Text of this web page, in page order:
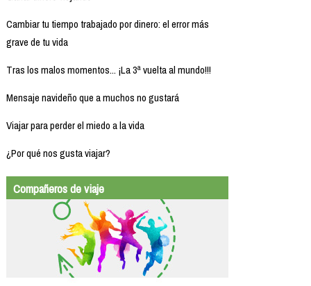
Cambiar tu tiempo trabajado por dinero: el error más
grave de tu vida
Tras los malos momentos... ¡La 3ª vuelta al mundo!!!
Mensaje navideño que a muchos no gustará
Viajar para perder el miedo a la vida
¿Por qué nos gusta viajar?
Compañeros de viaje